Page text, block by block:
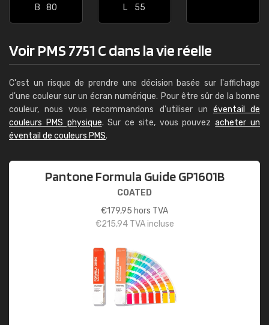
B
80
L
55
Voir PMS 7751 C dans la vie réelle
C'est un risque de prendre une décision basée sur l'affichage
d'une couleur sur un écran numérique. Pour être sûr de la bonne
couleur, nous vous recommandons d'utiliser un éventail de
couleurs PMS physique. Sur ce site, vous pouvezacheter un
éventail de couleurs PMS.
Pantone Formula Guide GP1601B
COATED
€179,95 hors TVA
€215,94TVA incluse